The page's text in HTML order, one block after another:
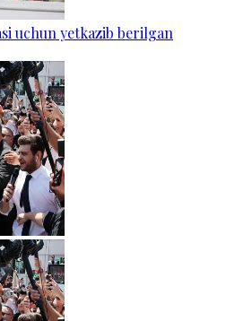
uchun yetkazib berilgan